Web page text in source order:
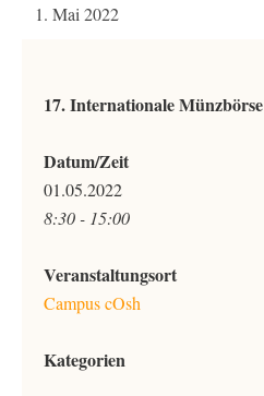
1. Mai 2022
17. Internationale Münzbörse
Datum/Zeit
01.05.2022
8:30 - 15:00
Veranstaltungsort
Campus cOsh
Kategorien